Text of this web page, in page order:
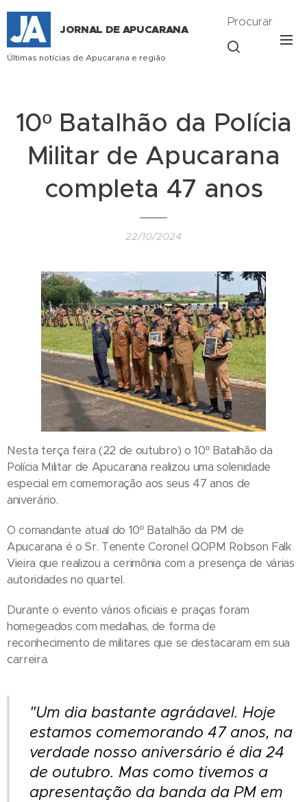
JORNAL DE APUCARANA
Últimas notícias de Apucarana e região
Procurar
10º Batalhão da Polícia
Militar de Apucarana
completa 47 anos
22/10/2024
Nesta terça feira (22 de outubro) o 10º Batalhão da
Polícia Militar de Apucarana realizou uma solenidade
especial em comemoração aos seus 47 anos de
aniverário.
O comandante atual do 10º Batalhão da PM de
Apucarana é o Sr. Tenente Coronel QOPM Robson Falk
Vieira que realizou a cerimônia com a presença de várias
autoridades no quartel.
Durante o evento vários oficiais e praças foram
homegeados com medalhas, de forma de
reconhecimento de militares que se destacaram em sua
carreira.
"Um dia bastante agrádavel. Hoje
estamos comemorando 47 anos, na
verdade nosso aniversário é dia 24
de outubro. Mas como tivemos a
apresentação da banda da PM em